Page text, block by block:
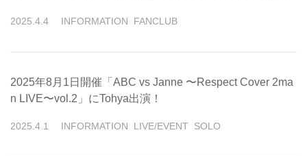
2025 4 4 INFORMATION FANCLUB
2025年8月1日開催「ABC vs Janne 〜Respect Cover 2ma
n LIVE〜vol.2」にTohya出演！
2025 4 1 INFORMATION LIVE/EVENT SOLO